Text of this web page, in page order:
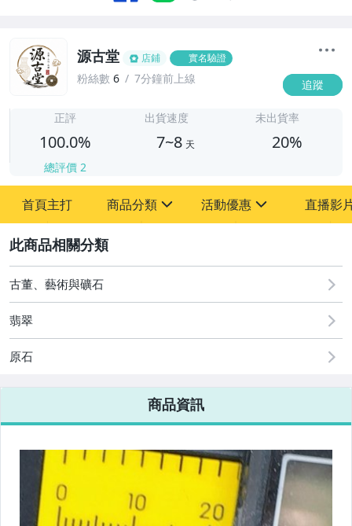
源古堂 店鋪 實名驗證
粉絲數 6 7分鐘前上線 追蹤
正評
100.0%
總評價 2
出貨速度
7~8 天
未出貨率
20%
首頁主打 商品分類
其它
活動優惠
[全店] 周年慶
[全店] 粉絲專享
直播影
古董、藝術與礦石
翡翠
原石
商品資訊